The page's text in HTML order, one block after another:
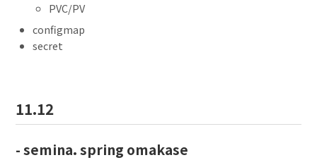
PVC/PV
configmap
secret
11.12
- semina. spring omakase